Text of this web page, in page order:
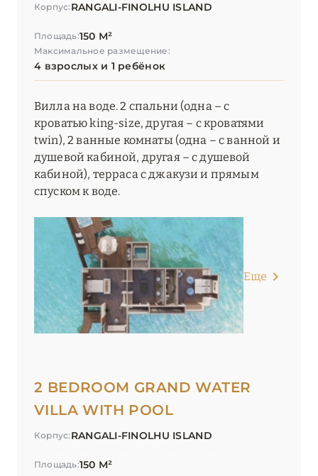
Корпус: RANGALI-FINOLHU ISLAND
Площадь:150 М²
Максимальное размещение:
4 взрослых и 1 ребёнок
Вилла на воде. 2 спальни (одна – с
кроватью king-size, другая – с кроватями
twin), 2 ванные комнаты (одна – с ванной и
душевой кабиной, другая – с душевой
кабиной), терраса с джакузи и прямым
спуском к воде.
Еще
2 BEDROOM GRAND WATER
VILLA WITH POOL
Корпус: RANGALI-FINOLHU ISLAND
Площадь:150 М²